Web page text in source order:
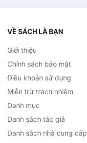
VỀ SÁCH LÀ BẠN
Giới thiệu
Chính sách bảo mật
Điều khoản sử dụng
Miễn trừ trách nhiệm
Danh mục
Danh sách tác giả
Danh sách nhà cung cấp